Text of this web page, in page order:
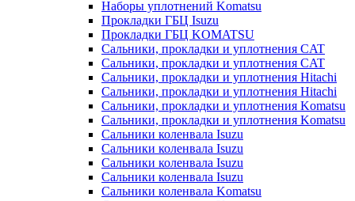
Наборы уплотнений Komatsu
Прокладки ГБЦ Isuzu
Прокладки ГБЦ KOMATSU
Сальники, прокладки и уплотнения CAT
Сальники, прокладки и уплотнения CAT
Сальники, прокладки и уплотнения Hitachi
Сальники, прокладки и уплотнения Hitachi
Сальники, прокладки и уплотнения Komatsu
Сальники, прокладки и уплотнения Komatsu
Сальники коленвала Isuzu
Сальники коленвала Isuzu
Сальники коленвала Isuzu
Сальники коленвала Isuzu
Сальники коленвала Komatsu